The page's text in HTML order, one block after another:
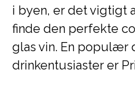
i byen, er det vigtigt
finde den perfekte
glas vin. En populær
drinkentusiaster er